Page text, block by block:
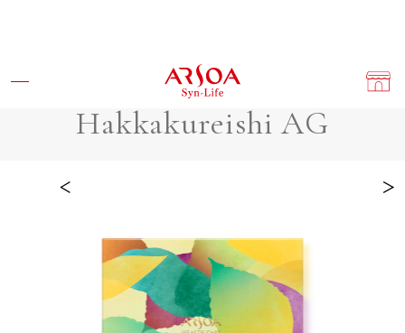
HEALTH CARE
Hakkakureishi AG